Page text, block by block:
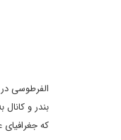
الفرطوسی
بندر و
که جغرافیای